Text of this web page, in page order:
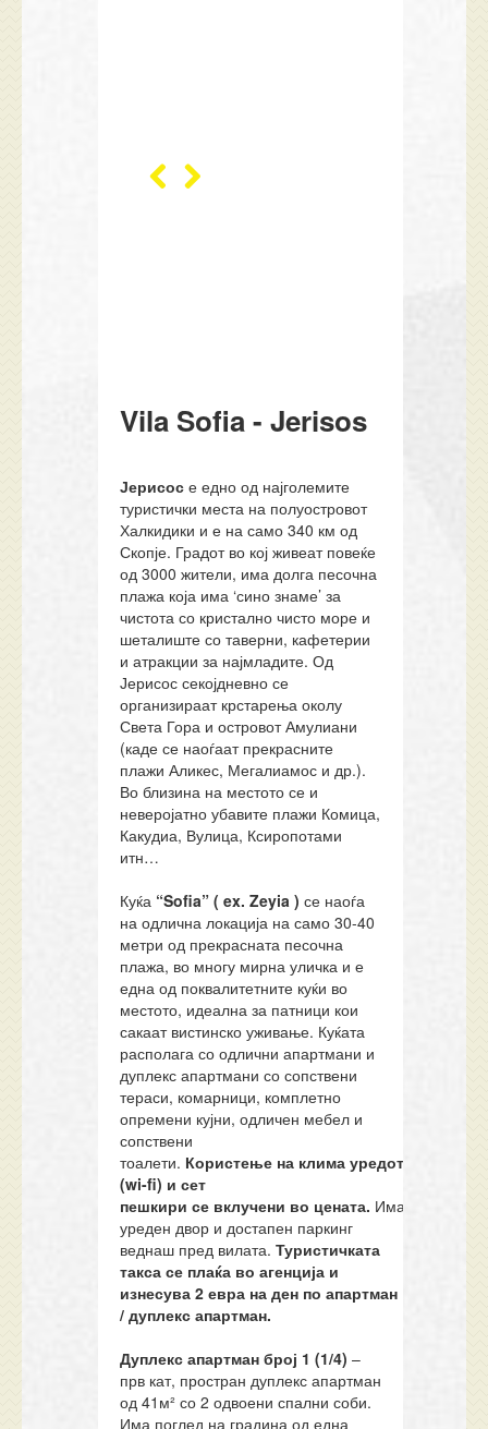
Vila Sofia - Jerisos
Јерисос е едно од најголемите
туристички места на полуостровот
Халкидики и е на само 340 км од
Скопје. Градот во кој живеат повеќе
од 3000 жители, има долга песочна
плажа која има ‘сино знаме’ за
чистота со кристално чисто море и
шеталиште со таверни, кафетерии
и атракции за најмладите. Од
Јерисос секојдневно се
организираат крстарења околу
Света Гора и островот Амулиани
(каде се наоѓаат прекрасните
плажи Аликес, Мегалиамос и др.).
Во близина на местото се и
неверојатно убавите плажи Комица,
Какудиа, Вулица, Ксиропотами
итн…
Куќа “Sofia” (ex. Zeyia )се наоѓа
на одлична локација на само 30-40
метри од прекрасната песочна
плажа, во многу мирна уличка и е
една од поквалитетните куќи во
местото, идеална за патници кои
сакаат вистинско уживање. Куќата
располага со одлични апартмани и
дуплекс апартмани со сопствени
тераси, комарници, комплетно
опремени кујни, одличен мебел и
сопствени
тоалети. Користење на клима уредот,
(wi-fi) и сет
пешкирисе вклучени во цената. Има
уреден двор и достапен паркинг
веднаш пред вилата.Туристичката
такса се плаќа во агенција и
изнесува 2 евра на ден по апартман
/ дуплекс апартман.
Дуплекс апартман број 1 (1/4) –
прв кат, простран дуплекс апартман
од 41м² со 2 одвоени спални соби.
Има поглед на градина од една